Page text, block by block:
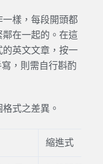
樣，每段開頭都
在一起的。在這
英文文章，按一
，則需自行斟酌
式之差異。
縮進式